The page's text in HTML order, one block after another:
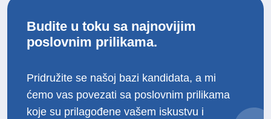
Budite u toku sa najnovijim
poslovnim prilikama.
Pridružite se našoj bazi kandidata, a mi
ćemo vas povezati sa poslovnim prilikama
koje su prilagođene vašem iskustvu i